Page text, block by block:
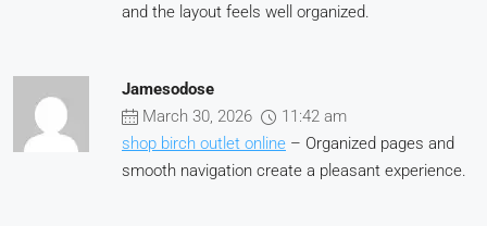
and the layout feels well organized.
Jamesodose
March 30, 2026
11:42 am
shop birch outlet online – Organized pages and
smooth navigation create a pleasant experience.